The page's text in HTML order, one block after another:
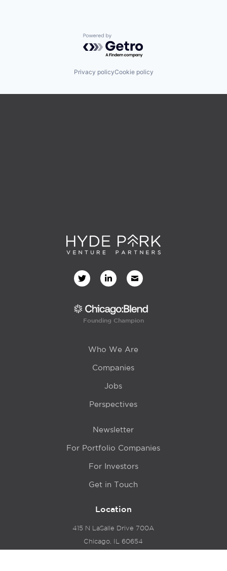
Powered by Getro.com
Privacy policyCookie policy
Founding Champion
Who We Are
Companies
Jobs
Perspectives
Newsletter
For Portfolio Companies
For Investors
Get in Touch
Location
415 N LaSalle Drive 700A
Chicago, IL 60654